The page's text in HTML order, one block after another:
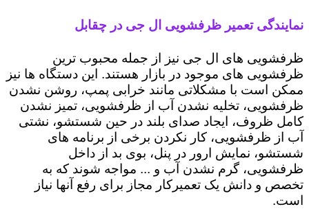
نمایندگی تعمیر ظرفشویی ال جی در چقابل
ظرفشویی های ال جی نیز از جمله محبوب ترین
ظرفشویی های موجود در بازار هستند. این دستگاه ها نیز
ممکن است با مشکلاتی مانند خرابی پمپ، روشن نشدن
ظرفشویی، تخلیه نشدن آب از ظرفشویی، تمیز نشدن
کامل ظروف، ایجاد صدای بلند در حین شستشو، نشتی
آب از ظرفشویی، کار نکردن برخی از برنامه های
شستشو، نمایش ارور در پنل، بوی بد از داخل
ظرفشویی، گرم نشدن آب و ... مواجه شوند که به
تخصص و دانش یک تعمیرکار مجاز برای رفع آنها نیاز
است.